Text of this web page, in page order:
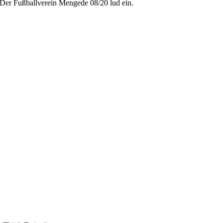
Der Fußballverein Mengede 08/20 lud ein.